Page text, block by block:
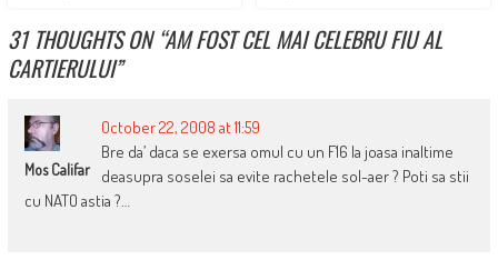
31 THOUGHTS ON “AM FOST CEL MAI CELEBRU FIU AL
CARTIERULUI”
Mos Califar
October 22, 2008 at 11:59
Bre da’ daca se exersa omul cu un F16 la joasa inaltime
deasupra soselei sa evite rachetele sol-aer ? Poti sa stii
cu NATO astia ?…